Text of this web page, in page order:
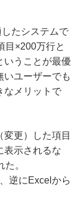
たシステムで
目×200万行と
いうことが最優
いユーザーでも
なメリットで
更）した項目
表示されるな
。
逆にExcelから